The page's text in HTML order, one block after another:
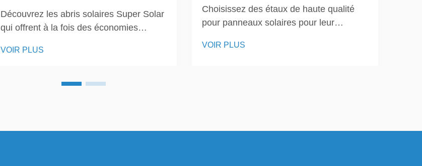
Découvrez les abris solaires Super Solar
qui offrent à la fois des économies
véhicules. Nos solutions innovantes
renouvelable, proposant des alternatives
VOIR PLUS
Choisissez des étaux de haute qualité
pour panneaux solaires pour leur
Solar offre une variété d'étaux certifiés
VOIR PLUS